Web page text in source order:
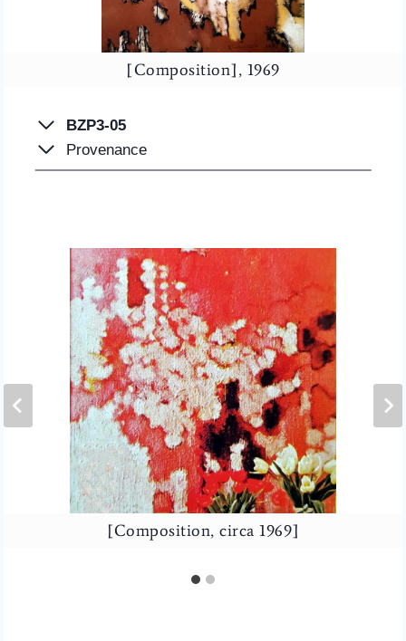
[Composition], 1969
BZP3-05
Provenance
[Composition, circa 1969]
[Composition, circa 1969], dans catalogue Knoll